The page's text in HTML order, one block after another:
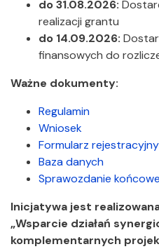
do 31.08.2026:
realizacji grantu
do 14.09.2026:
finansowych do
Ważne dokumenty:
Regulamin
Wniosek
Formularz rejestracyjny
Baza danych
Sprawozdanie końcowe
Inicjatywa jest
„Wsparcie działań
komplementarnych